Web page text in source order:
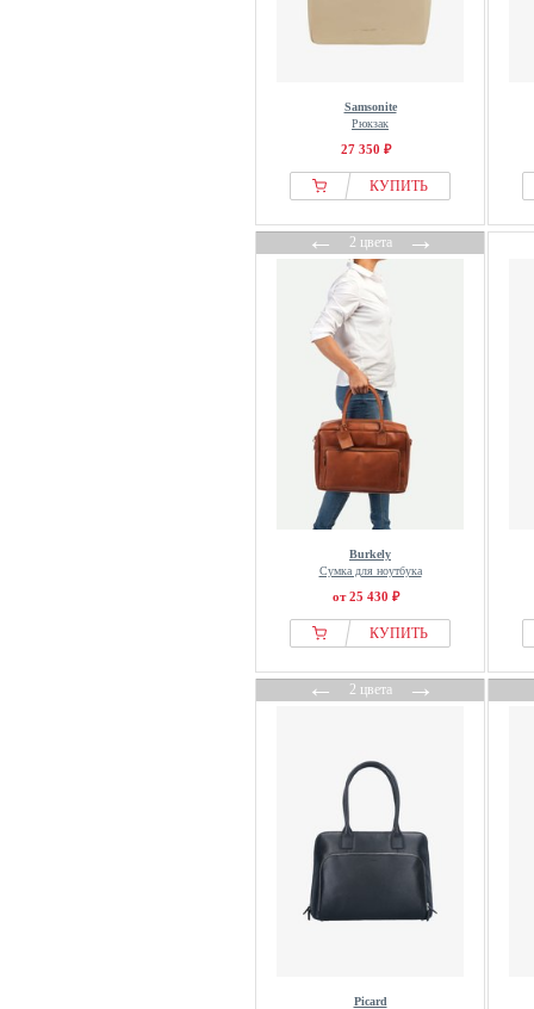
Samsonite
Рюкзак
27 350 ₽
КУПИТЬ
←2 цвета→
Burkely
Сумка для ноутбука
от 25 430 ₽
КУПИТЬ
←2 цвета→
Picard